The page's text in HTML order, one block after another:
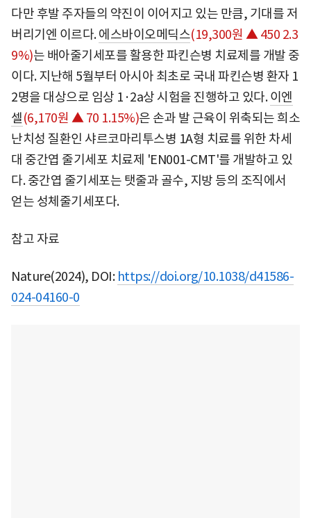
다만 후발 주자들의 약진이 이어지고 있는 만큼, 기대를 저
버리기엔 이르다.에스바이오메딕스(19,300원 ▲ 450 2.3
9%)는 배아줄기세포를 활용한 파킨슨병 치료제를 개발 중
이다. 지난해 5월부터 아시아 최초로 국내 파킨슨병 환자 1
2명을 대상으로 임상 1·2a상 시험을 진행하고 있다.이엔
셀(6,170원 ▲ 70 1.15%)은 손과 발 근육이 위축되는 희소
난치성 질환인 샤르코마리투스병 1A형 치료를 위한 차세
대 중간엽 줄기세포 치료제 'EN001-CMT'를 개발하고 있
다. 중간엽 줄기세포는 탯줄과 골수, 지방 등의 조직에서
얻는 성체줄기세포다.
참고 자료
Nature(2024), DOI: https://doi.org/10.1038/d41586-
024-04160-0